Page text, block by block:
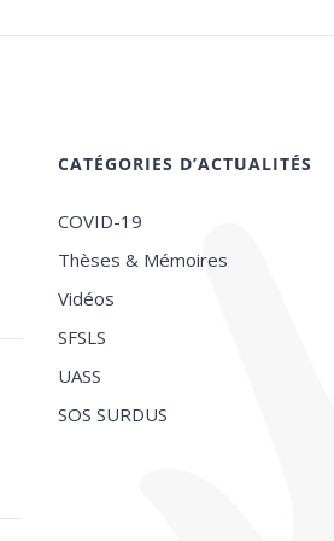
CATÉGORIES D’ACTUALITÉS
COVID-19
Thèses & Mémoires
Vidéos
SFSLS
UASS
SOS SURDUS